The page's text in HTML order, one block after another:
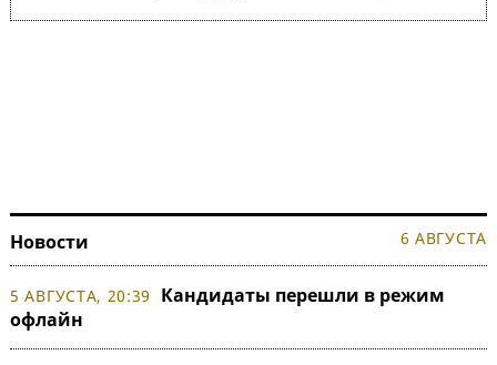
Новости 6 АВГУСТА
5 АВГУСТА, 20:39
Кандидаты перешли в режим
офлайн